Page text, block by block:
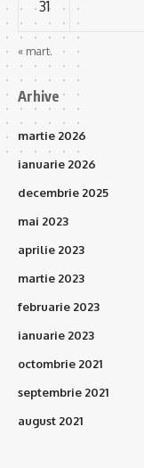
31
« mart.
Arhive
martie 2026
ianuarie 2026
decembrie 2025
mai 2023
aprilie 2023
martie 2023
februarie 2023
ianuarie 2023
octombrie 2021
septembrie 2021
august 2021